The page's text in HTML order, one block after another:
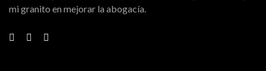
mi granito en mejorar la abogacía.